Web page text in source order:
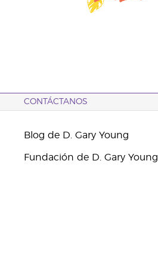
CONTÁCTANOS
Blog de D. Gary Young
Fundación de D. Gary Young